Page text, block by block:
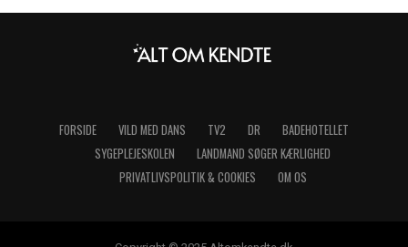
FORSIDE VILD MED DANS TV2 DR
BADEHOTELLET
SYGEPLEJESKOLEN
LANDMAND SØGER KÆRLIGHED
PRIVATLIVSPOLITIK & COOKIES
OM OS